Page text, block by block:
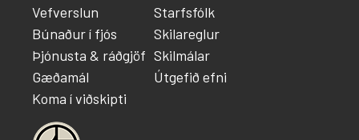
Vefverslun
Búnaður í fjós
Þjónusta & ráðgjöf
Gæðamál
Koma í viðskipti
Starfsfólk
Skilareglur
Skilmálar
Útgefið efni